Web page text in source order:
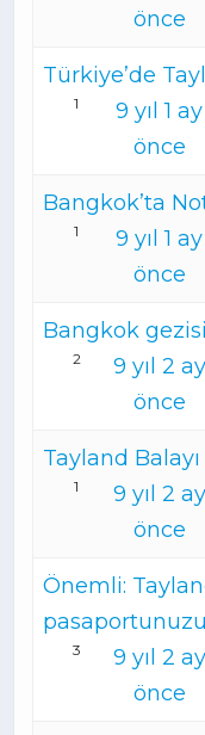
önce
Türkiye’de
1
9 yıl 1 ay
önce
Bangkok’ta
1
9 yıl 1 ay
önce
Bangkok
2
9 yıl 2 ay
önce
Tayland
1
9 yıl 2 ay
önce
Önemli:
3
9 yıl 2 ay
önce